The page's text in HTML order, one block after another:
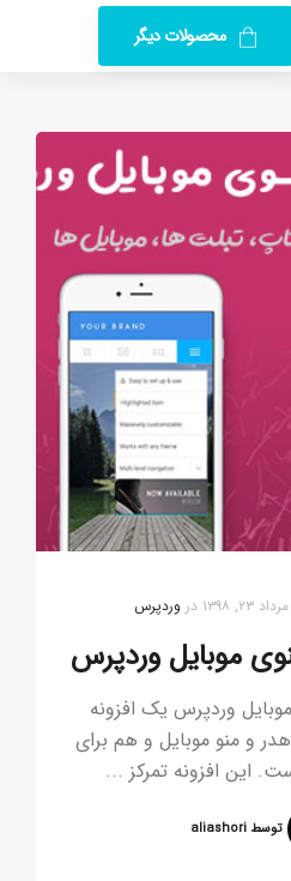
محصولات دیگر
مرداد ۲۳, ۱۳۹۸ در وردپرس
موبایل وردپرس
وردپرس یک افزونه
و منو موبایل و هم برای
این افزونه تمرکز ...
توسط aliashori